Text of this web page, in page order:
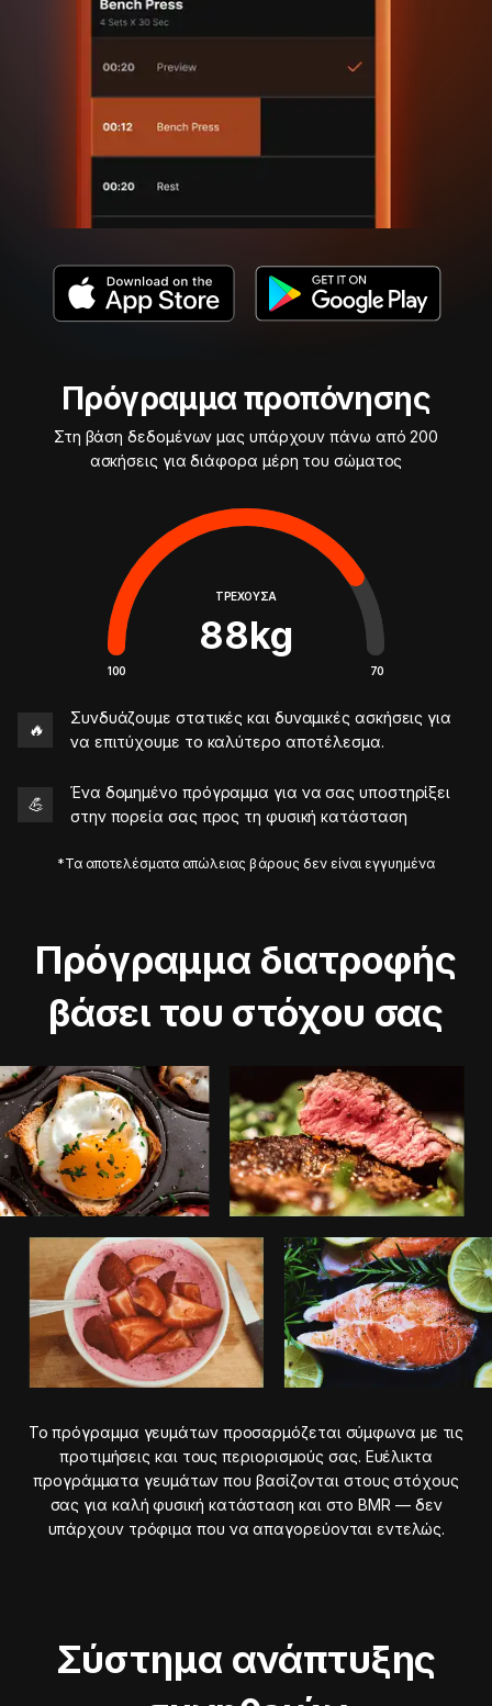
Πρόγραμμα προπόνησης
Στη βάση δεδομένων μας υπάρχουν πάνω από 200
ασκήσεις για διάφορα μέρη του σώματος
ΤΡΈΧΟΥΣΑ
88kg
100 70
🔥
Συνδυάζουμε στατικές και δυναμικές ασκήσεις για
να επιτύχουμε το καλύτερο αποτέλεσμα.
💪
Ένα δομημένο πρόγραμμα για να σας υποστηρίξει
στην πορεία σας προς τη φυσική κατάσταση
*Τα αποτελέσματα απώλειας βάρους δεν είναι εγγυημένα
Πρόγραμμα διατροφής
βάσει του στόχου σας
Το πρόγραμμα γευμάτων προσαρμόζεται σύμφωνα με τις
προτιμήσεις και τους περιορισμούς σας. Ευέλικτα
προγράμματα γευμάτων που βασίζονται στους στόχους
σας για καλή φυσική κατάσταση και στο BMR — δεν
υπάρχουν τρόφιμα που να απαγορεύονται εντελώς.
Σύστημα ανάπτυξης